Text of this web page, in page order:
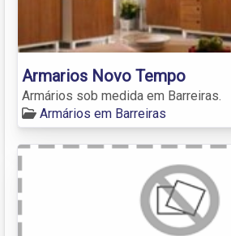
Armarios Novo Tempo
Armários sob medida em Barreiras.
Armários em Barreiras